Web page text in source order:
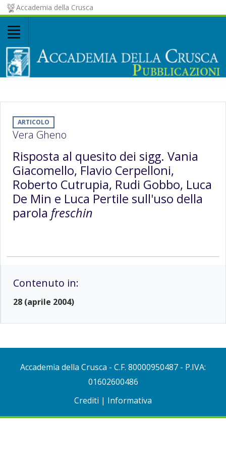
Accademia della Crusca
ARTICOLO
Vera Gheno
Risposta al quesito dei sigg. Vania
Giacomello, Flavio Cerpelloni,
Roberto Cutrupia, Rudi Gobbo, Luca
De Min e Luca Pertile sull'uso della
parola freschin
Contenuto in:
28 (aprile 2004)
Accademia della Crusca - C.F. 80000950487 - P.IVA:
01602600486
Crediti | Informativa